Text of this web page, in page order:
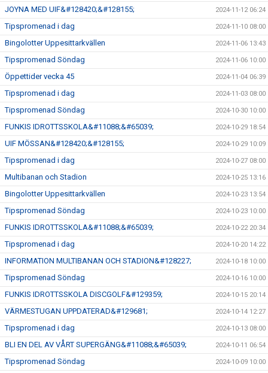
JOYNA MED UIF&#128420;&#128155; 2024-11-12 06:24
Tipspromenad i dag 2024-11-10 08:00
Bingolotter Uppesittarkvällen 2024-11-06 13:43
Tipspromenad Söndag 2024-11-06 10:00
Öppettider vecka 45 2024-11-04 06:39
Tipspromenad i dag 2024-11-03 08:00
Tipspromenad Söndag 2024-10-30 10:00
FUNKIS IDROTTSSKOLA&#11088;&#65039; 2024-10-29 18:54
UIF MÖSSAN&#128420;&#128155; 2024-10-29 10:09
Tipspromenad i dag 2024-10-27 08:00
Multibanan och Stadion 2024-10-25 13:16
Bingolotter Uppesittarkvällen 2024-10-23 13:54
Tipspromenad Söndag 2024-10-23 10:00
FUNKIS IDROTTSSKOLA&#11088;&#65039; 2024-10-22 20:34
Tipspromenad i dag 2024-10-20 14:22
INFORMATION MULTIBANAN OCH STADION&#128227; 2024-10-18 10:00
Tipspromenad Söndag 2024-10-16 10:00
FUNKIS IDROTTSSKOLA DISCGOLF&#129359; 2024-10-15 20:14
VÄRMESTUGAN UPPDATERAD&#129681; 2024-10-14 12:27
Tipspromenad i dag 2024-10-13 08:00
BLI EN DEL AV VÅRT SUPERGÄNG&#11088;&#65039; 2024-10-11 06:54
Tipspromenad Söndag 2024-10-09 10:00